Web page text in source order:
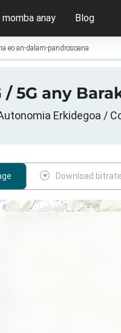
momba anay Blog
eo an-dalam-pandrosoana
5G any
Erkidegoa /
Download